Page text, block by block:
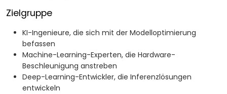
Zielgruppe
KI-Ingenieure, die sich mit der Modelloptimierung
befassen
Machine-Learning-Experten, die Hardware-
Beschleunigung anstreben
Deep-Learning-Entwickler, die Inferenzlösungen
entwickeln